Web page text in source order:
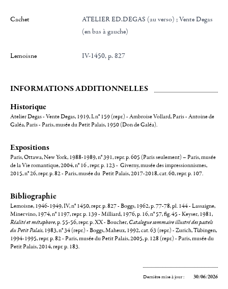
Cachet
ATELIER ED.DEGAS (au verso) ; Vente Degas
(en bas à gauche)
Lemoisne IV-1450, p. 827
INFORMATIONS ADDITIONNELLES
Historique
Atelier Degas - Vente Degas, 1919, I, n° 159 (repr.) - Ambroise Vollard, Paris - Antoine de
Galéa, Paris - Paris, musée du Petit Palais, 1950 (Don de Galéa).
Expositions
Paris, Ottawa, New York, 1988-1989, n° 391, repr. p. 605 (Paris seulement) – Paris, musée
de la Vie romantique, 2004, n° 16 , repr. p. 123 - Giverny, musée des impressionnismes,
2015, n° 26, repr. p. 82 - Paris, musée du Petit Palais, 2017-2018, cat. 60, repr. p. 107.
Bibliographie
Lemoisne, 1946-1949, IV, n° 1450, repr. p. 827 - Boggs, 1962, p. 77-78, pl. 144 - Lassaigne,
Minervino, 1974, n° 1197, repr. p. 139 - Milliard, 1976, p. 16, n° 57, fig. 45 - Keyser, 1981,
Réalité et métaphore, p. 55-56, repr. p. XX - Boucher, Catalogue sommaire illustré des pastels
du Petit Palais, 1983, n° 34 (repr.) - Boggs, Maheux, 1992, cat. 63 (repr.) - Zurich, Tübingen,
1994-1995, repr. p. 82 - Paris, musée du Petit Palais, 2005, p. 128 (repr.) - Paris, musée du
Petit Palais, 2014, repr. p. 183.
Dernière mise à jour : 30/06/2026